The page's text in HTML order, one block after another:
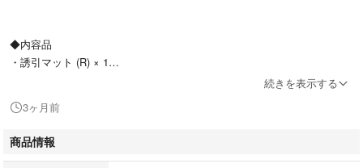
◆内容品
・誘引マット (R) × 1
※使用説明書(&日付記録シール)は付きません。
※ケースは付きません。
続きを表示する
3ヶ月前
商品情報